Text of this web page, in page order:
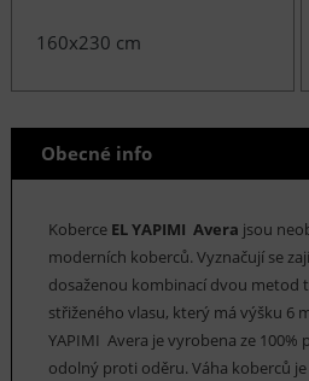
160x230 cm
Obecné info
Koberce EL YAPIMI Avera jsou
moderních koberců. Vyznačují se
dosaženou kombinací dvou metod
střiženého vlasu, který má výšku 6
YAPIMI Avera je vyrobena ze
odolný proti oděru. Váha koberců